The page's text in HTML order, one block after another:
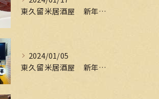
東久留米居酒屋 新年会受付中
2024/01/05
東久留米居酒屋 新年会受付中